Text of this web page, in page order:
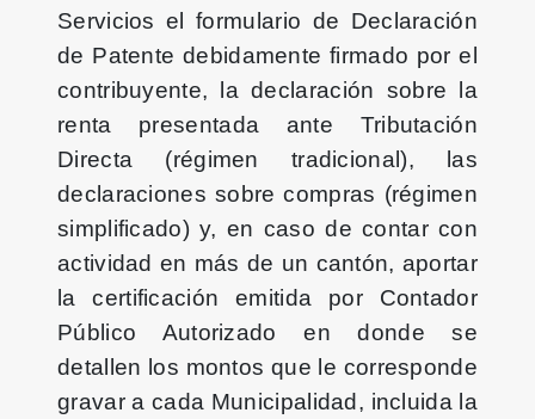
Servicios el formulario de Declaración
de Patente debidamente firmado por el
contribuyente, la declaración sobre la
renta presentada ante Tributación
Directa (régimen tradicional), las
declaraciones sobre compras (régimen
simplificado) y, en caso de contar con
actividad en más de un cantón, aportar
la certificación emitida por Contador
Público Autorizado en donde se
detallen los montos que le corresponde
gravar a cada Municipalidad, incluida la